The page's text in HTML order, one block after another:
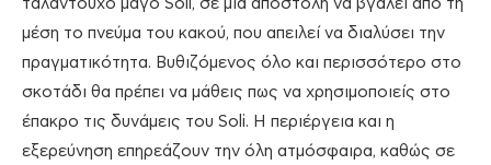
ταλαντούχο μάγο Soli, σε μια αποστολή να βγάλει από τη
μέση το πνεύμα του κακού, που απειλεί να διαλύσει την
πραγματικότητα. Βυθιζόμενος όλο και περισσότερο στο
σκοτάδι θα πρέπει να μάθεις πως να χρησιμοποιείς στο
έπακρο τις δυνάμεις του Soli. Η περιέργεια και η
εξερεύνηση επηρεάζουν την όλη ατμόσφαιρα, καθώς σε